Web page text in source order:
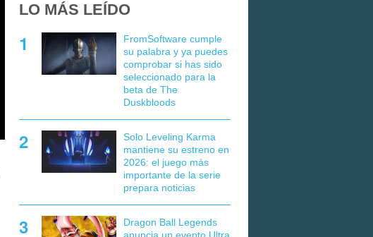
LO MÁS LEÍDO
FromSoftware cumple
su palabra y ya puedes
comprobar si has sido
seleccionado para la
beta de The
Duskbloods
Solo Leveling Karma
mantiene su estreno en
2026: el juego más
importante de la serie
prepara noticias
Dragon Ball Legends